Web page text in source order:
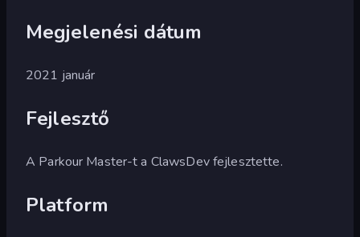
Megjelenési dátum
2021 január
Fejlesztő
A Parkour Master-t a ClawsDev fejlesztette.
Platform